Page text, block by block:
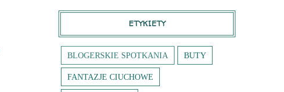
ETYKIETY
BLOGERSKIE SPOTKANIA BUTY
FANTAZJE CIUCHOWE